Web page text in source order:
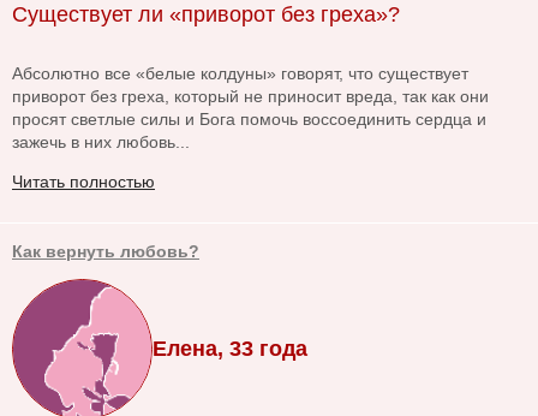
Существует ли «приворот без греха»?
Абсолютно все «белые колдуны» говорят, что существует
приворот без греха, который не приносит вреда, так как они
просят светлые силы и Бога помочь воссоединить сердца и
зажечь в них любовь...
Читать полностью
Как вернуть любовь?
Елена, 33 года